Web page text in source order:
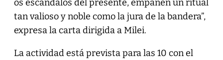
os escándalos del presente, empañen un ritual
tan valioso y noble como la jura de la bandera”,
expresa la carta dirigida a Milei.
La actividad está prevista para las 10 con el